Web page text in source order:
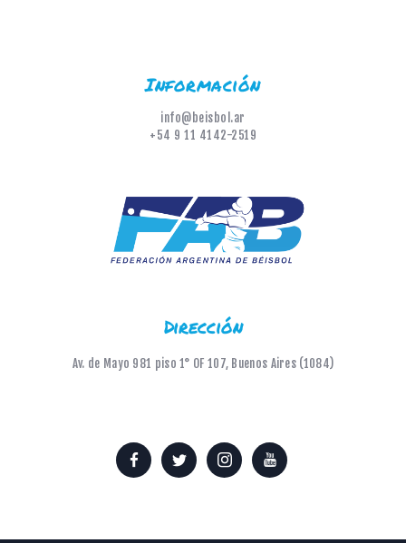
Información
info@beisbol.ar
+54 9 11 4142-2519
Dirección
Av. de Mayo 981 piso 1° OF 107, Buenos Aires (1084)